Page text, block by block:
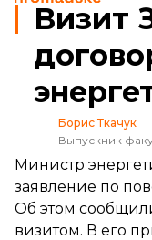
Визит
Борис Ткачук
Выпускник
Министр
заявление по
Об этом
визитом. В его